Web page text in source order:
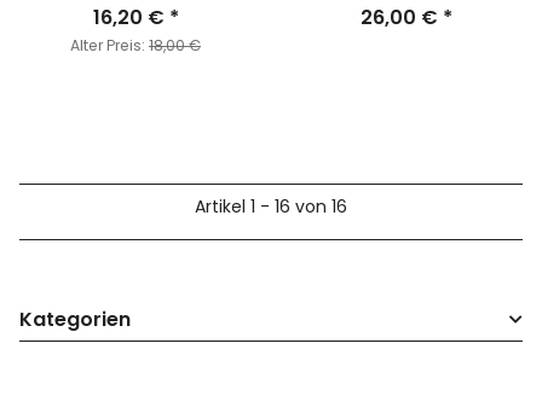
16,20 € *
Alter Preis: 18,00 €
Ukraine
26,00 € *
Artikel 1 - 16 von 16
Kategorien